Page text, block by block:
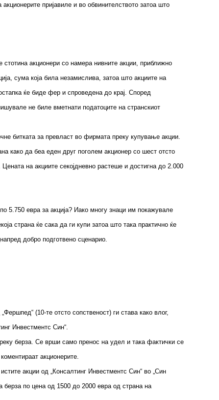
пријавиле и во обвинителството затоа што
акционери со намера нивните акции, приближно
сума која била незамислива, затоа што акциите на
ќе биде фер и спроведена до крај. Според
не биле вметнати податоците на странскиот
битката за превласт во фирмата преку купување акции.
како да беа еден друг поголем акционер со шест отсто
на акциите секојдневно растеше и достигна до 2.000
5.750 евра за акција? Иако многу знаци им покажувале
страна ќе сака да ги купи затоа што така практично ќе
добро подготвено сценарио.
(10-те отсто сопственост) ги става како влог,
Инвестментс Син“.
берза. Се врши само пренос на удел и така фактички се
акционерите.
акции од „Консалтинг Инвестментс Син“ во „Син
берза по цена од 1500 до 2000 евра од страна на